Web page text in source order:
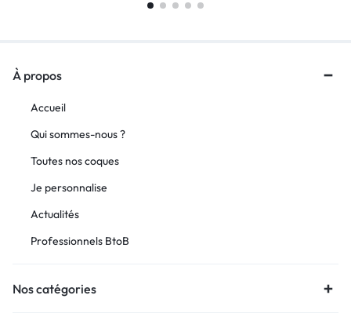
À propos
Accueil
Qui sommes-nous ?
Toutes nos coques
Je personnalise
Actualités
Professionnels BtoB
Nos catégories